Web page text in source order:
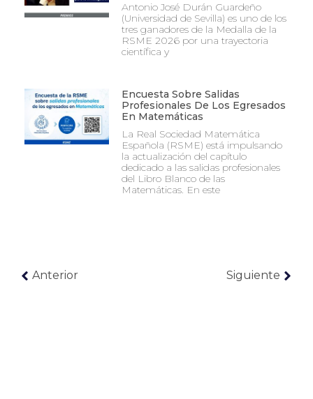
Antonio José Durán Guardeño
(Universidad de Sevilla) es uno de los
tres ganadores de la Medalla de la
RSME 2026 por una trayectoria
científica y
Encuesta Sobre Salidas
Profesionales De Los Egresados
En Matemáticas
La Real Sociedad Matemática
Española (RSME) está impulsando
la actualización del capítulo
dedicado a las salidas profesionales
del Libro Blanco de las
Matemáticas. En este
Anterior Siguiente